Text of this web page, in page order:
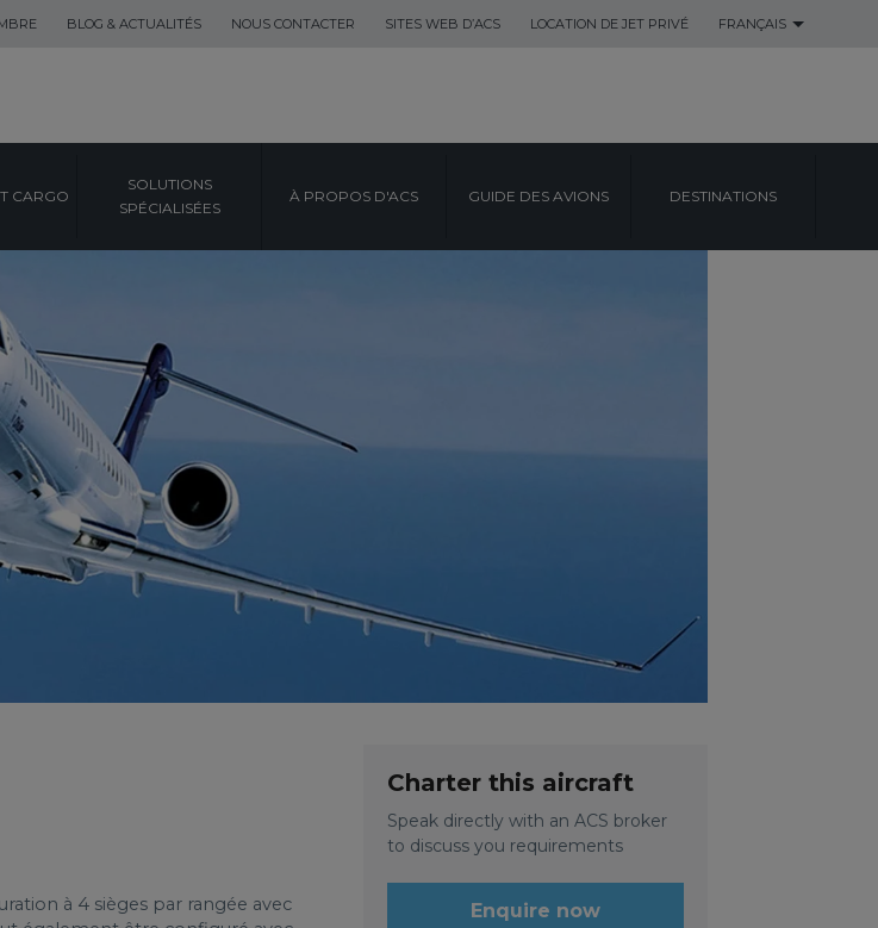
BLOG & ACTUALITÉS NOUS CONTACTER SITES WEB D’ACS LOCATION DE JET PRIVÉ FRANÇAIS
CARGO
SOLUTIONS
SPÉCIALISÉES
À PROPOS D'ACS GUIDE DES AVIONS DESTINATIONS
à 4 sièges par rangée avec
Charter this aircraft
Speak directly with an ACS broker
to discuss you requirements
Enquire now